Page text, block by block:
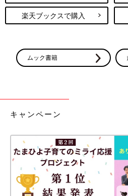
みんなこういう経験してるんだな、
かがいるんだなと思えて
ります。
育児の毎日を乗り越える魔法の言葉
パパの帰宅タイミングにモヤっとし
うと思える。
もしかしたら、パパサイドも、ただ
なのに何か不機嫌なんだよなぁ〜っ
るのかもしれない(笑)
SNSと上手につき合ってい
楽天ブックスで購入
ムック書籍
キャンペーン